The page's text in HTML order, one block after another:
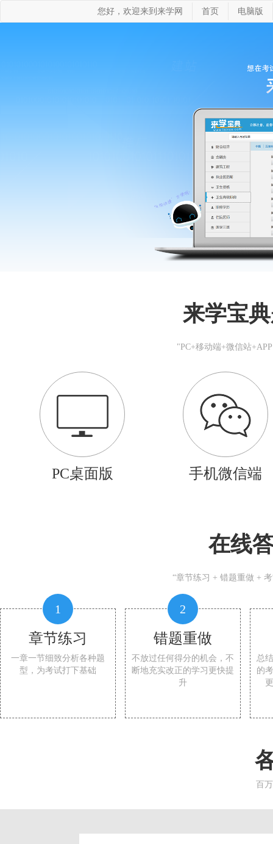
您好，欢迎来到来学网 首页 电脑版
来学宝
"PC+移动端+微信站
PC桌面版 手机微信端
在线
“章节练习 + 错题重做 +
1
章节练习
一章一节细致分析各种题
型，为考试打下基础
2
错题重做
不放过任何得分的机会，不
断地充实改正的学习更快提
升
总
的
百